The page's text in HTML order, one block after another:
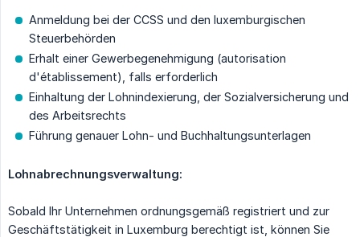
Anmeldung bei der CCSS und den luxemburgischen
Steuerbehörden
Erhalt einer Gewerbegenehmigung (autorisation
d'établissement), falls erforderlich
Einhaltung der Lohnindexierung, der Sozialversicherung und
des Arbeitsrechts
Führung genauer Lohn- und Buchhaltungsunterlagen
Lohnabrechnungsverwaltung:
Sobald Ihr Unternehmen ordnungsgemäß registriert und zur
Geschäftstätigkeit in Luxemburg berechtigt ist, können Sie